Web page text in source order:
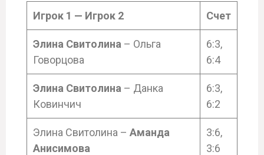
Игрок 1 — Игрок 2 Счет
Элина Свитолина – Ольга
Говорцова
6:3,
6:4
Элина Свитолина – Данка
Ковинчич
6:3,
6:2
Элина Свитолина – Аманда
Анисимова
3:6,
3:6